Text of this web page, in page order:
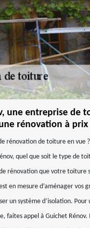
une entreprise de
rénovation à
rénovation de toiture en vue ?
quel que soit le type de
rénovation que votre toiture
en mesure d’aménager vos
un système d’isolation.
faites appel à Guichet